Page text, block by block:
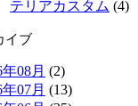
テリアカスタム (4)
イブ
年08月 (2)
年07月 (13)